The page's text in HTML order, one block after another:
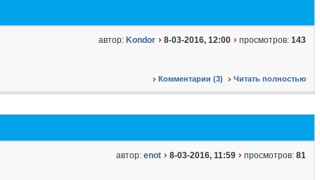
автор: Kondor 8-03-2016, 12:00 просмотров: 143
Комментарии (3) Читать полностью
автор: enot 8-03-2016, 11:59 просмотров: 81